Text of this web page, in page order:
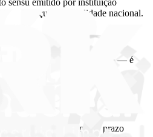
Iguaçu), com validade nacional.
o seu ritmo de estudo — é
e protege a validade do seu
o acesso acompanha o prazo